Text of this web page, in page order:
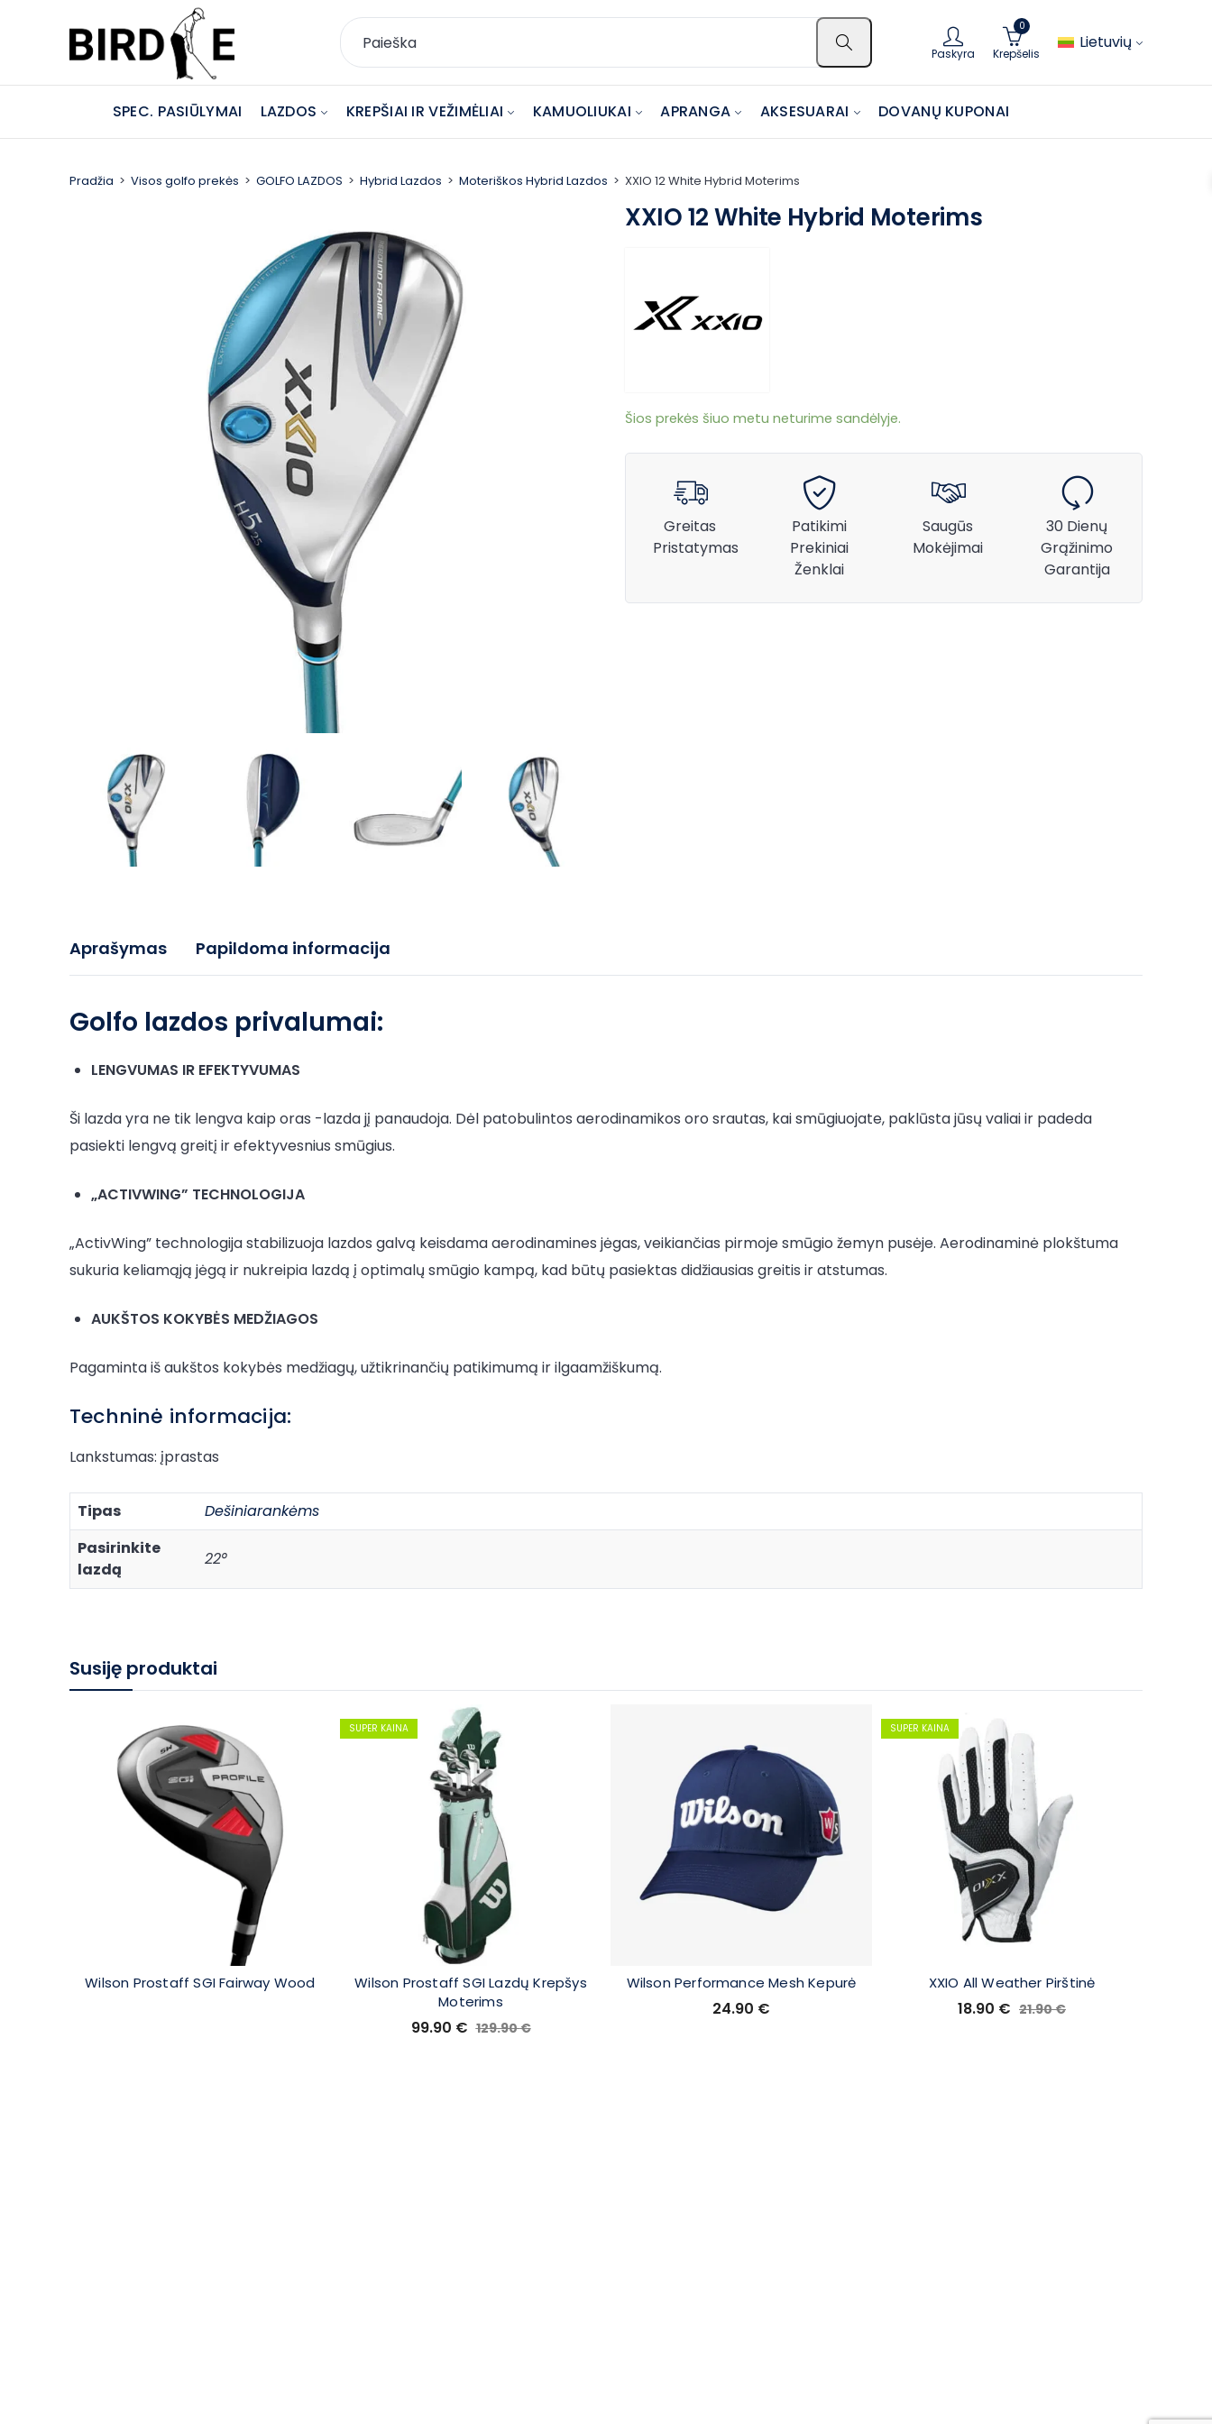
Paskyra
0
Krepšelis
Lietuvių
SPEC. PASIŪLYMAI LAZDOS KREPŠIAI IR VEŽIMĖLIAI KAMUOLIUKAI APRANGA AKSESUARAI DOVANŲ KUPONAI
Pradžia Visos golfo prekės GOLFO LAZDOS Hybrid Lazdos Moteriškos Hybrid Lazdos XXIO 12 White Hybrid Moterims
XXIO 12 White Hybrid Moterims
Šios prekės šiuo metu neturime sandėlyje.
Greitas
Pristatymas
Patikimi
Prekiniai
Ženklai
Saugūs
Mokėjimai
30 Dienų
Grąžinimo
Garantija
Aprašymas Papildoma informacija
Golfo lazdos privalumai:
LENGVUMAS IR EFEKTYVUMAS
Ši lazda yra ne tik lengva kaip oras -lazda jį panaudoja. Dėl patobulintos aerodinamikos oro srautas, kai smūgiuojate, paklūsta jūsų valiai ir padeda
pasiekti lengvą greitį ir efektyvesnius smūgius.
„ACTIVWING” TECHNOLOGIJA
„ActivWing” technologija stabilizuoja lazdos galvą keisdama aerodinamines jėgas, veikiančias pirmoje smūgio žemyn pusėje. Aerodinaminė plokštuma
sukuria keliamąją jėgą ir nukreipia lazdą į optimalų smūgio kampą, kad būtų pasiektas didžiausias greitis ir atstumas.
AUKŠTOS KOKYBĖS MEDŽIAGOS
Pagaminta iš aukštos kokybės medžiagų, užtikrinančių patikimumą ir ilgaamžiškumą.
Techninė informacija:
Lankstumas: įprastas
Tipas
Dešiniarankėms
Pasirinkite
lazdą
22°
Susiję produktai
Wilson Prostaff SGI Fairway Wood
SUPER KAINA
Wilson Prostaff SGI Lazdų Krepšys
Moterims
99.90 € 129.90€
Wilson Performance Mesh Kepurė
24.90 €
SUPER KAINA
XXIO All Weather Pirštinė
18.90 € 21.90€